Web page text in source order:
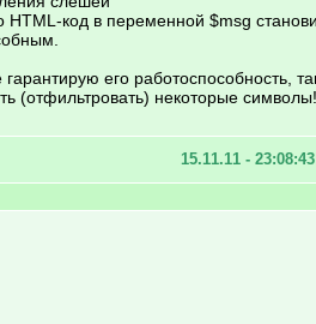
HTML-код в переменной $msg
гарантирую его работоспособность,
(отфильтровать) некоторые символы!
15.11.11 -